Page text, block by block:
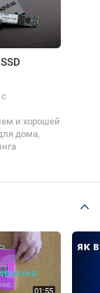
и хорошей
дома,